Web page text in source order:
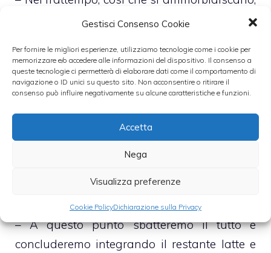
Gestisci Consenso Cookie
Per fornire le migliori esperienze, utilizziamo tecnologie come i cookie per
memorizzare e/o accedere alle informazioni del dispositivo. Il consenso a
queste tecnologie ci permetterà di elaborare dati come il comportamento di
navigazione o ID unici su questo sito. Non acconsentire o ritirare il
consenso può influire negativamente su alcune caratteristiche e funzioni.
Accetta
Nega
Visualizza preferenze
Cookie PolicyDichiarazione sulla Privacy
verseremo i nostri fogli di gelatina in
– Infine concluderemo le operazioni
preliminari scaldando, ma facendo
attenzione a che non bolla, il latte
– Conclusa questa prima parte verseremo le
e lo verseremo nel caffè
– A questo punto sbatteremo il tutto e
concluderemo integrando il restante latte e